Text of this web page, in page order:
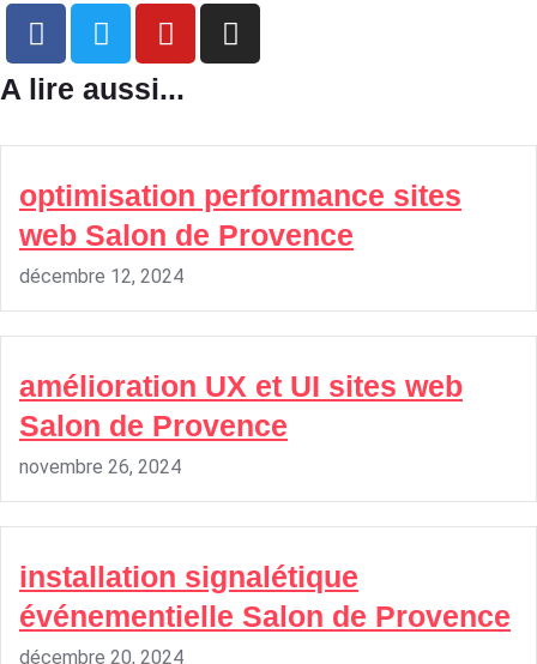
A lire aussi...
optimisation performance sites
web Salon de Provence
décembre 12, 2024
amélioration UX et UI sites web
Salon de Provence
novembre 26, 2024
installation signalétique
événementielle Salon de Provence
décembre 20, 2024